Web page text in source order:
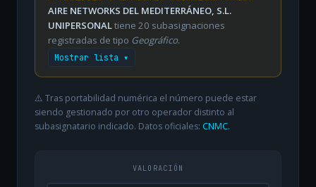
AIRE NETWORKS DEL MEDITERRÁNEO, S.L.
UNIPERSONALtiene 20 subasignaciones
registradas de tipo Geográfico.
Mostrar lista ▾
⚠️ Tras portabilidad numérica el número puede estar
siendo gestionado por otro operador distinto al
subasignatario indicado. Datos oficiales: CNMC.
VALORACIÓN